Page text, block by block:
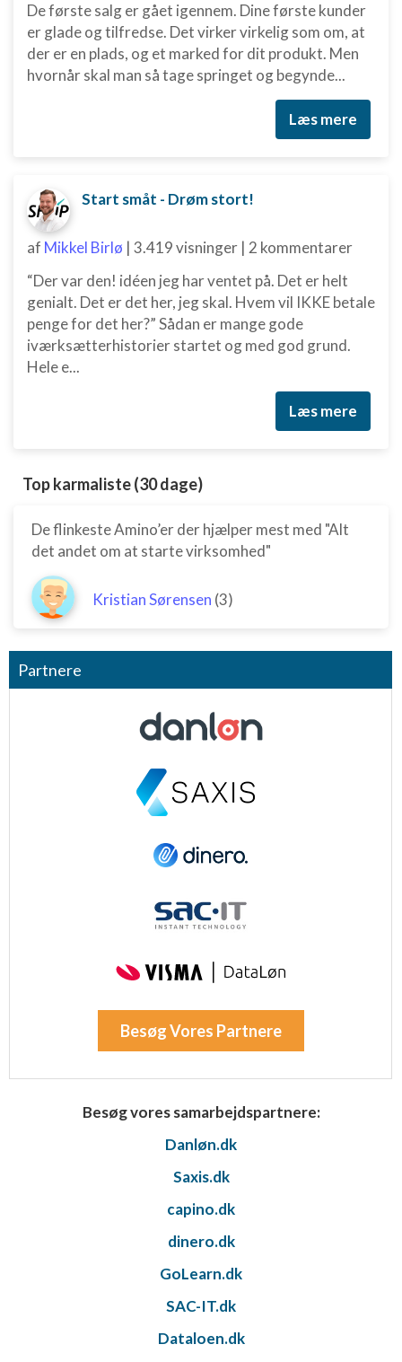
De første salg er gået igennem. Dine første kunder
er glade og tilfredse. Det virker virkelig som om, at
der er en plads, og et marked for dit produkt. Men
hvornår skal man så tage springet og begynde...
Læs mere
Start småt - Drøm stort!
af Mikkel Birlø | 3.419 visninger | 2 kommentarer
“Der var den! idéen jeg har ventet på. Det er helt
genialt. Det er det her, jeg skal. Hvem vil IKKE betale
penge for det her?” Sådan er mange gode
iværksætterhistorier startet og med god grund.
Hele e...
Læs mere
Top karmaliste (30 dage)
De flinkeste Amino’er der hjælper mest med "Alt
det andet om at starte virksomhed"
Kristian Sørensen (3)
Partnere
Besøg Vores Partnere
Besøg vores samarbejdspartnere:
Danløn.dk
Saxis.dk
capino.dk
dinero.dk
GoLearn.dk
SAC-IT.dk
Dataloen.dk